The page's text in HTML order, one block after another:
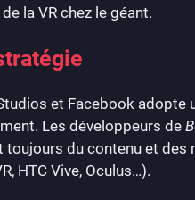
la VR chez le géant.
et Facebook
Les développeurs de
du contenu et des
HTC Vive, Oculus…).